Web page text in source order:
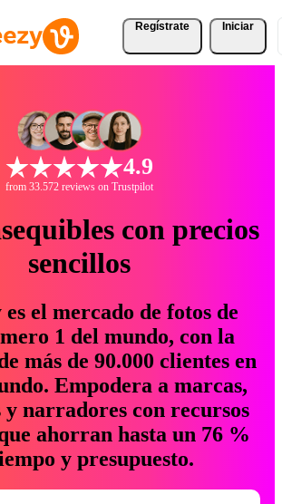
Regístrate Iniciar
4.9
from 33.572 reviews on Trustpilot
con precios
sencillos
es el mercado de fotos de
1 del mundo, con la
más de 90.000 clientes en
Empodera a marcas,
y narradores con recursos
ahorran hasta un 76 %
y presupuesto.